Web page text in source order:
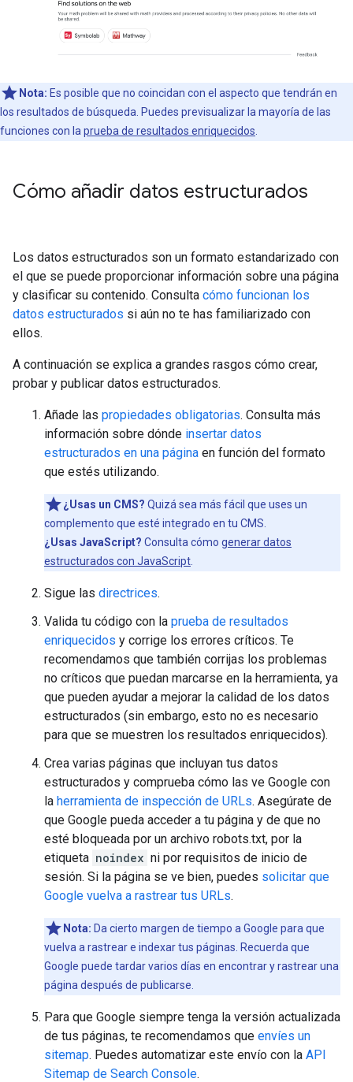
Nota: Es posible que no coincidan con el aspecto que tendrán en
los resultados de búsqueda. Puedes previsualizar la mayoría de las
funciones con la prueba de resultados enriquecidos
Cómo añadir datos estructurados
Los datos estructurados son un formato estandarizado con
el que se puede proporcionar información sobre una página
y clasificar su contenido. Consulta cómo funcionan los
datos estructurados si aún no te has familiarizado con
ellos.
A continuación se explica a grandes rasgos cómo crear,
probar y publicar datos estructurados.
Añade las propiedades obligatorias. Consulta más
información sobre dónde insertar datos
estructurados en una página en función del formato
que estés utilizando.
¿Usas un CMS? Quizá sea más fácil que uses un
complemento que esté integrado en tu CMS.
¿Usas JavaScript? Consulta cómo generar datos
estructurados con JavaScript
Sigue las directrices.
Valida tu código con la prueba de resultados
enriquecidos y corrige los errores críticos. Te
recomendamos que también corrijas los problemas
no críticos que puedan marcarse en la herramienta, ya
que pueden ayudar a mejorar la calidad de los datos
estructurados (sin embargo, esto no es necesario
para que se muestren los resultados enriquecidos).
Crea varias páginas que incluyan tus datos
estructurados y comprueba cómo las ve Google con
la herramienta de inspección de URLs. Asegúrate de
que Google pueda acceder a tu página y de que no
esté bloqueada por un archivo robots.txt, por la
etiqueta noindex ni por requisitos de inicio de
sesión. Si la página se ve bien, puedes solicitar que
Google vuelva a rastrear tus URLs.
Nota: Da cierto margen de tiempo a Google para que
vuelva a rastrear e indexar tus páginas. Recuerda que
Google puede tardar varios días en encontrar y rastrear una
página después de publicarse.
Para que Google siempre tenga la versión actualizada
de tus páginas, te recomendamos que envíes un
sitemap. Puedes automatizar este envío con la API
Sitemap de Search Console.